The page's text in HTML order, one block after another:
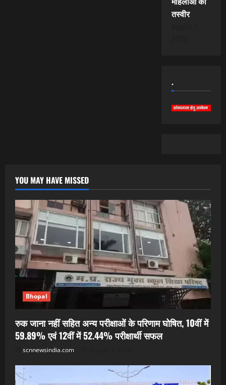
तस्वीर
.
YOU MAY HAVE MISSED
Bhopal
रुक जाना नहीं सहित अन्य परीक्षाओं के परिणाम घोषित, 10वीं में
59.89% एवं 12वीं में 52.44% परीक्षार्थी सफल
scnnewsindia.com